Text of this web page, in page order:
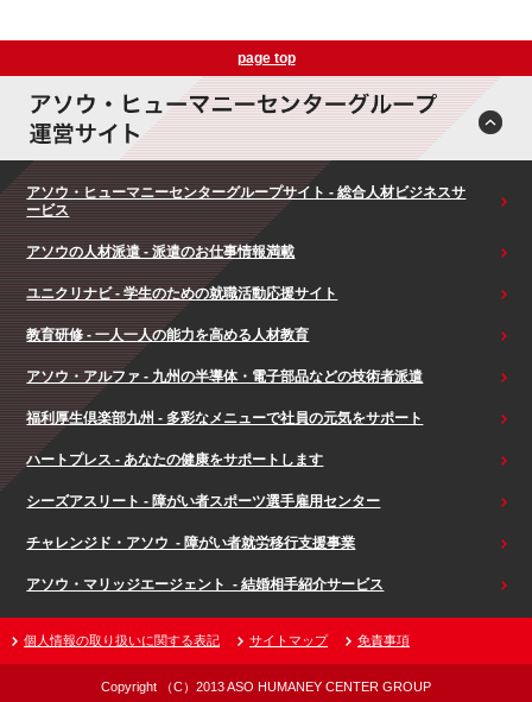
page top
アソウ・ヒューマニーセンターグループサイト - 総合人材ビジネスサ
ービス
アソウの人材派遣 - 派遣のお仕事情報満載
ユニクリナビ - 学生のための就職活動応援サイト
教育研修 - 一人一人の能力を高める人材教育
アソウ・アルファ - 九州の半導体・電子部品などの技術者派遣
福利厚生倶楽部九州 - 多彩なメニューで社員の元気をサポート
ハートプレス - あなたの健康をサポートします
シーズアスリート - 障がい者スポーツ選手雇用センター
チャレンジド・アソウ - 障がい者就労移行支援事業
アソウ・マリッジエージェント - 結婚相手紹介サービス
個人情報の取り扱いに関する表記 サイトマップ 免責事項
Copyright （C）2013 ASO HUMANEY CENTER GROUP